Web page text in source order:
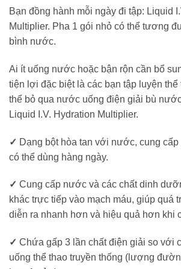
Bạn đồng hành mỗi ngày đi tập: Liquid
Multiplier. Pha 1 gói nhỏ có thể tương
bình nước.
Ai ít uống nước hoặc bận rộn cần bổ
tiện lợi đặc biệt là các bạn tập luyện thể
thể bỏ qua nước uống điện giải bù
Liquid I.V. Hydration Multiplier.
✓ Dạng bột hòa tan với nước, cung cấp
có thể dùng hàng ngày.
✓ Cung cấp nước và các chất dinh
khác trực tiếp vào mạch máu, giúp quá
diễn ra nhanh hơn và hiệu quả hơn khi
✓ Chứa gấp 3 lần chất điện giải so với
uống thể thao truyền thống (lượng